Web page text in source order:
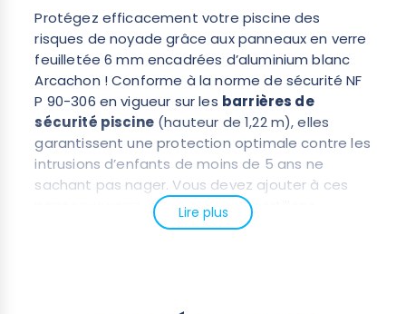
Protégez efficacement votre piscine des
risques de noyade grâce aux panneaux en verre
feuilletée 6 mm encadrées d’aluminium blanc
Arcachon ! Conforme à la norme de sécurité NF
P 90-306 en vigueur sur les barrières de
sécurité piscine(hauteur de 1,22 m), elles
garantissent une protection optimale contre les
intrusions d’enfants de moins de 5 ans ne
sachant pas nager. Vous devez ajouter à ces
panneaux verre-alu un ou deux portillons
sécurisés pour empêcher les enfants de moins
Lire plus